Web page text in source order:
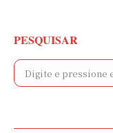
PESQUISAR
Search: